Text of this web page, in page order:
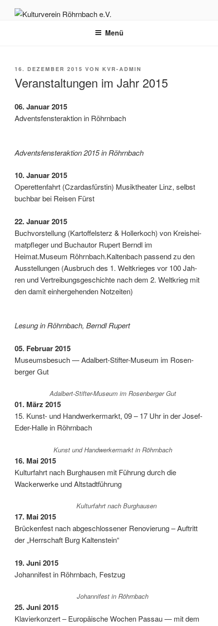
Inhalt
KULTURVEREIN RÖHRNBACH
Menü
VERÖFFENTLICHT
16. DEZEMBER 2015 VON KVR-ADMIN
Veranstaltungen im Jahr 2015
06. Janu­ar 2015
Advents­fens­ter­ak­ti­on in Röhrnbach
Advents­fens­ter­ak­ti­on 2015 in Röhrnbach
10. Janu­ar 2015
Ope­ret­ten­fahrt (Czar­das­fürs­tin) Musik­thea­ter Linz, selbst
buch­bar bei Rei­sen Fürst
22. Janu­ar 2015
Buch­vor­stel­lung (Kar­tof­fels­terz & Hol­ler­koch) von Kreis­hei­
mat­pfle­ger und Buch­au­tor Rupert Berndl im
Heimat.Museum Röhrnbach.Kaltenbach pas­send zu den
Aus­stel­lun­gen (Aus­bruch des 1. Welt­krie­ges vor 100 Jah­
ren und Ver­trei­bungs­ge­schich­te nach dem 2. Welt­krieg mit
den damit ein­her­ge­hen­den Notzeiten)
Lesung in Röhrn­bach, Berndl Rupert
05. Febru­ar 2015
Muse­ums­be­such — Adal­bert-Stif­ter-Muse­um im Rosen­
ber­ger Gut
Adal­bert-Stif­ter-Muse­um im Rosen­ber­ger Gut
01. März 2015
15. Kunst- und Hand­wer­ker­markt, 09 – 17 Uhr in der Josef-
Eder-Hal­le in Röhrnbach
Kunst und Hand­wer­ker­markt in Röhrnbach
16. Mai 2015
Kul­tur­fahrt nach Burg­hau­sen mit Füh­rung durch die
Wacker­wer­ke und Altstadtführung
Kul­tur­fahrt nach Burghausen
17. Mai 2015
Brü­cken­fest nach abge­schlos­se­ner Reno­vie­rung – Auf­tritt
der „Herr­schaft Burg Kaltenstein“
19. Juni 2015
Johan­ni­fest in Röhrn­bach, Festzug
Johan­ni­fest in Röhrnbach
25. Juni 2015
Kla­vier­kon­zert – Euro­päi­sche Wochen Pas­sau — mit dem